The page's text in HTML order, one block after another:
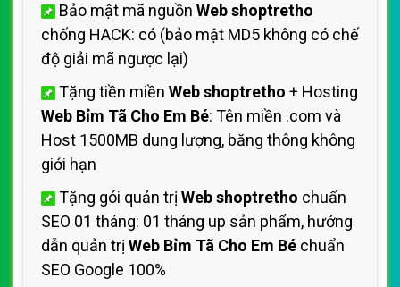
Bảo mật mã nguồn Web shoptretho
chống HACK: có (bảo mật MD5 không có chế
độ giải mã ngược lại)
Tặng tiền miền Web shoptretho + Hosting
Web Bỉm Tã Cho Em Bé: Tên miền .com và
Host 1500MB dung lượng, băng thông không
giới hạn
Tặng gói quản trị Web shoptretho chuẩn
SEO 01 tháng: 01 tháng up sản phẩm, hướng
dẫn quản trị Web Bỉm Tã Cho Em Bé chuẩn
SEO Google 100%